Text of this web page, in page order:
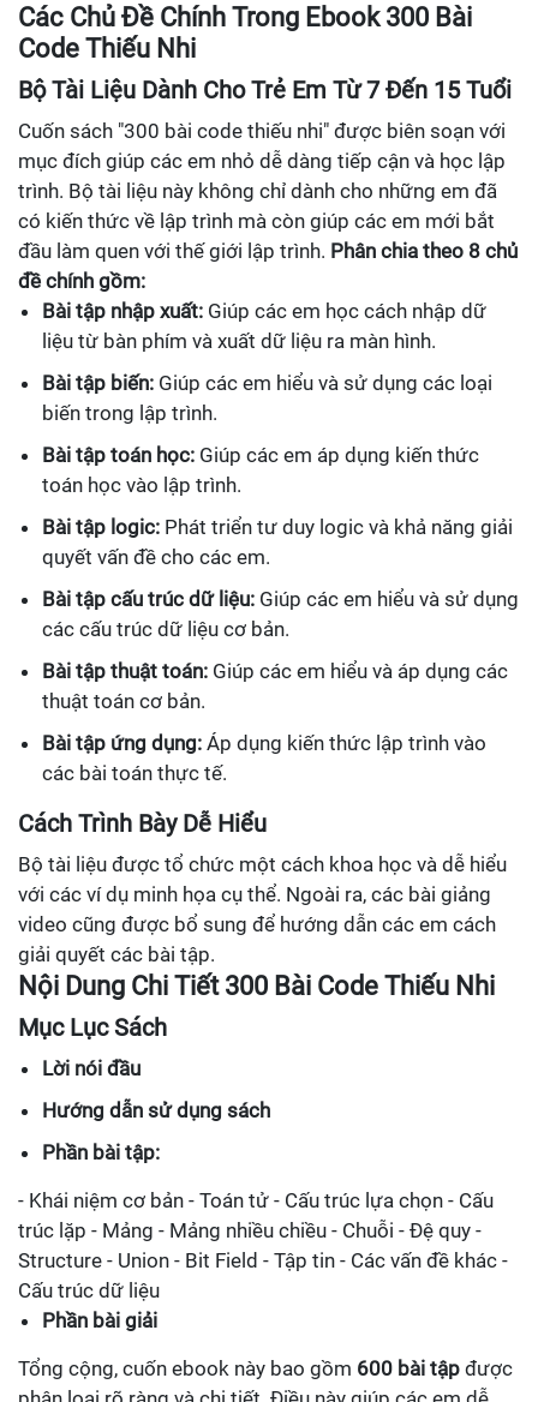
Các Chủ Đề Chính Trong Ebook 300 Bài
Code Thiếu Nhi
Bộ Tài Liệu Dành Cho Trẻ Em Từ 7 Đến 15 Tuổi
Cuốn sách "300 bài code thiếu nhi" được biên soạn với
mục đích giúp các em nhỏ dễ dàng tiếp cận và học lập
trình. Bộ tài liệu này không chỉ dành cho những em đã
có kiến thức về lập trình mà còn giúp các em mới bắt
đầu làm quen với thế giới lập trình. Phân chia theo 8 chủ
đề chính gồm:
Bài tập nhập xuất: Giúp các em học cách nhập dữ
liệu từ bàn phím và xuất dữ liệu ra màn hình.
Bài tập biến: Giúp các em hiểu và sử dụng các loại
biến trong lập trình.
Bài tập toán học: Giúp các em áp dụng kiến thức
toán học vào lập trình.
Bài tập logic: Phát triển tư duy logic và khả năng giải
quyết vấn đề cho các em.
Bài tập cấu trúc dữ liệu: Giúp các em hiểu và sử dụng
các cấu trúc dữ liệu cơ bản.
Bài tập thuật toán: Giúp các em hiểu và áp dụng các
thuật toán cơ bản.
Bài tập ứng dụng: Áp dụng kiến thức lập trình vào
các bài toán thực tế.
Cách Trình Bày Dễ Hiểu
Bộ tài liệu được tổ chức một cách khoa học và dễ hiểu
với các ví dụ minh họa cụ thể. Ngoài ra, các bài giảng
video cũng được bổ sung để hướng dẫn các em cách
giải quyết các bài tập.
Nội Dung Chi Tiết 300 Bài Code Thiếu Nhi
Mục Lục Sách
Lời nói đầu
Hướng dẫn sử dụng sách
Phần bài tập:
- Khái niệm cơ bản - Toán tử - Cấu trúc lựa chọn - Cấu
trúc lặp - Mảng - Mảng nhiều chiều - Chuỗi - Đệ quy -
Structure - Union - Bit Field - Tập tin - Các vấn đề khác -
Cấu trúc dữ liệu
Phần bài giải
Tổng cộng, cuốn ebook này bao gồm 600 bài tập được